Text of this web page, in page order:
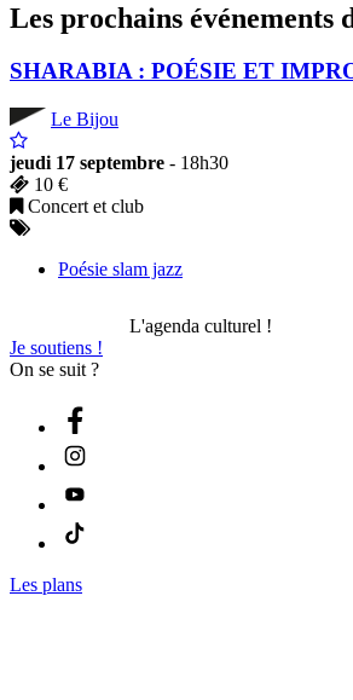
Les prochains événements
SHARABIA : POÉSIE ET
Le Bijou
jeudi 17 septembre - 18h30
10 €
Concert et club
Poésie slam jazz
L'agenda culturel !
Je soutiens !
On se suit ?
Les plans